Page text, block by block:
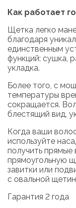
Как работает
Щетка легко
благодаря
единственным
функций: сушка,
укладка.
Более того, с
температуры
сокращается.
блестящий вид,
Когда ваши
используйте
получить прямые
прямоугольную
завитки или
с овальной
Гарантия 2 года